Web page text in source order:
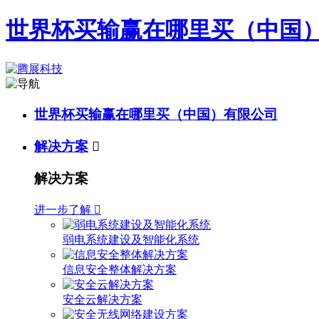
世界杯买输赢在哪里买（中国
世界杯买输赢在哪里买（中国）有限公司
解决方案 
解决方案
进一步了解 
弱电系统建设及智能化系统
信息安全整体解决方案
安全云解决方案